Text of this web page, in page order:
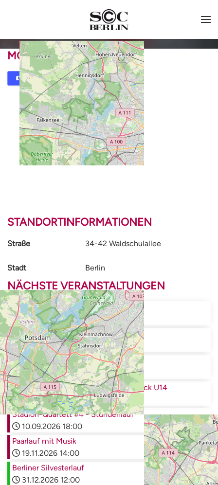
MOMMSENSTADION
Karte Routenplaner
STANDORTINFORMATIONEN
Straße 34-42 Waldschulallee
Stadt Berlin
NÄCHSTE VERANSTALTUNGEN
Stadion-Quartett #1 - 3.000m
20.08.2026 18:00
Stadion-Quartett #2 - 5.000m
27.08.2026 18:00
Stadion-Quartett #3 - 10.000m
03.09.2026 18:00
Siegfried-Eifrig-Sportfest inkl. BM Block U14
05.09.2026 10:00
Stadion-Quartett #4 - Stundenlauf
10.09.2026 18:00
Paarlauf mit Musik
19.11.2026 14:00
Berliner Silvesterlauf
31.12.2026 12:00